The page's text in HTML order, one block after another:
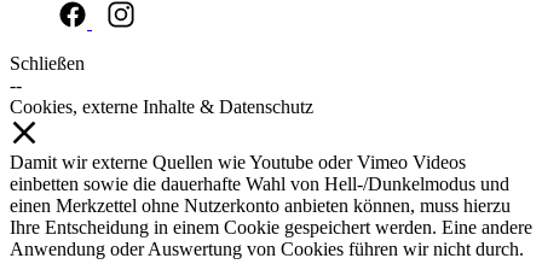
Schließen
--
Cookies, externe Inhalte & Datenschutz
Damit wir externe Quellen wie Youtube oder Vimeo Videos
einbetten sowie die dauerhafte Wahl von Hell-/Dunkelmodus und
einen Merkzettel ohne Nutzerkonto anbieten können, muss hierzu
Ihre Entscheidung in einem Cookie gespeichert werden. Eine andere
Anwendung oder Auswertung von Cookies führen wir nicht durch.